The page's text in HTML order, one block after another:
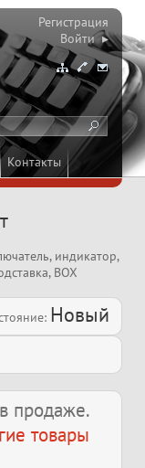
Контакты
Регистрация
Войти ▸
индикатор,
BOX
Новый
продаже.
товары